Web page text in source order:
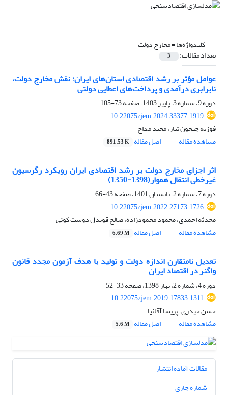
کلیدواژه‌ها =مخارج دولت
تعداد مقالات: 3
عوامل مؤثر بر رشد اقتصادی استان‌های ایران: نقش مخارج دولت،
نابرابری درآمدی و پرداخت‌های اعطایی دولتی
دوره 9، شماره 3، پاییز 1403، صفحه
73-105
10.22075/jem.2024.33377.1919
فوزیه جیحون تبار، مجید مداح
مشاهده مقاله
اصل مقاله 891.53 K
اثر اجزای مخارج دولت بر رشد اقتصادی ایران رویکرد رگرسیون
غیرخطی انتقال هموار(1398-1350)
دوره 7، شماره 2، تابستان 1401، صفحه
43-66
10.22075/jem.2022.27173.1726
محدثه احمدی، محمود محمودزاده، صالح قویدل دوست کوئی
مشاهده مقاله
اصل مقاله 6.69 M
تعدیل نامتقارن اندازه دولت و تولید با هدف آزمون مجدد قانون
واگنر در اقتصاد ایران
دوره 4، شماره 2، بهار 1398، صفحه
33-52
10.22075/jem.2019.17833.1311
حسن حیدری، پریسا آقانیا
مشاهده مقاله
اصل مقاله 5.6 M
مقالات آماده انتشار
شماره جاری